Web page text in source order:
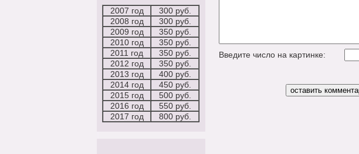
2007 год
300 руб.
2008 год
300 руб.
2009 год
350 руб.
2010 год
350 руб.
2011 год
350 руб.
2012 год
350 руб.
2013 год
400 руб.
2014 год
450 руб.
2015 год
500 руб.
2016 год
550 руб.
2017 год
800 руб.
Введите число на картинке: